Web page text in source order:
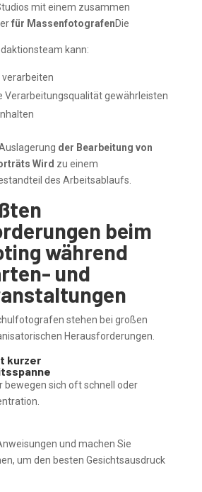
mit einem zusammen
für MassenfotografenDie
kann:
Verarbeitungsqualität gewährleisten
der Bearbeitung von
Wird zu einem
des Arbeitsablaufs.
beim
während
und
stehen bei großen
Herausforderungen.
kurzer
bewegen sich oft schnell oder
und machen Sie
um den besten Gesichtsausdruck